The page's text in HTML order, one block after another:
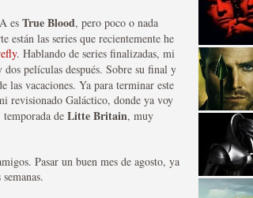
y
es True Blood, pero poco o nada
están las series que recientemente he
. Hablando de series finalizadas, mi
películas después. Sobre su final y
vacaciones. Ya para terminar este
revisionado Galáctico, donde ya voy
de Litte Britain, muy
Pasar un buen mes de agosto, ya